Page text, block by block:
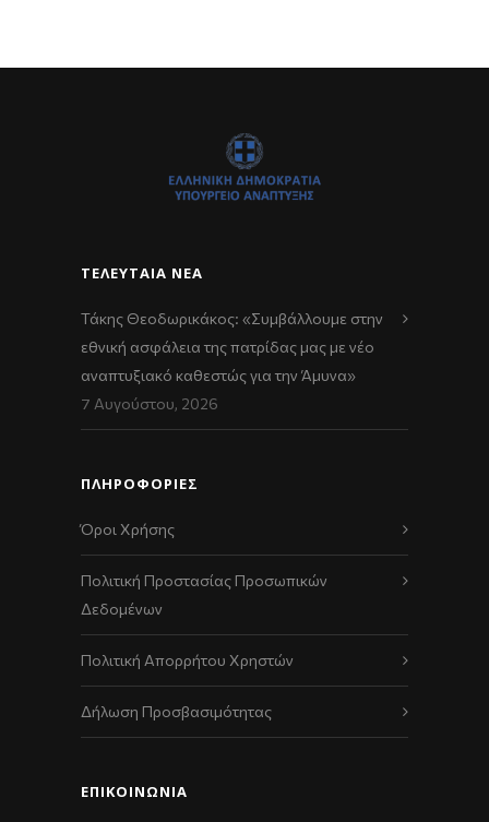
ΤΕΛΕΥΤΑΊΑ ΝΈΑ
Τάκης Θεοδωρικάκος: «Συμβάλλουμε στην
εθνική ασφάλεια της πατρίδας μας με νέο
αναπτυξιακό καθεστώς για την Άμυνα»
7 Αυγούστου, 2026
ΠΛΗΡΟΦΟΡΙΕΣ
Όροι Χρήσης
Πολιτική Προστασίας Προσωπικών
Δεδομένων
Πολιτική Απορρήτου Χρηστών
Δήλωση Προσβασιμότητας
ΕΠΙΚΟΙΝΩΝΊΑ